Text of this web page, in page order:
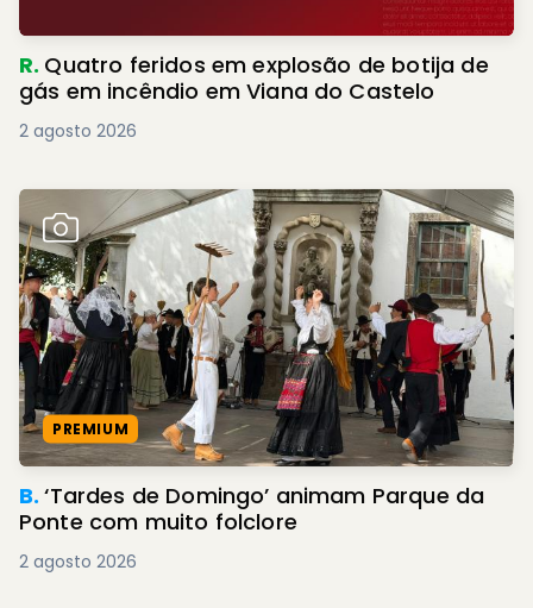
R. Quatro feridos em explosão de botija de
gás em incêndio em Viana do Castelo
2 agosto 2026
PREMIUM
B.‘Tardes de Domingo’ animam Parque da
Ponte com muito folclore
2 agosto 2026